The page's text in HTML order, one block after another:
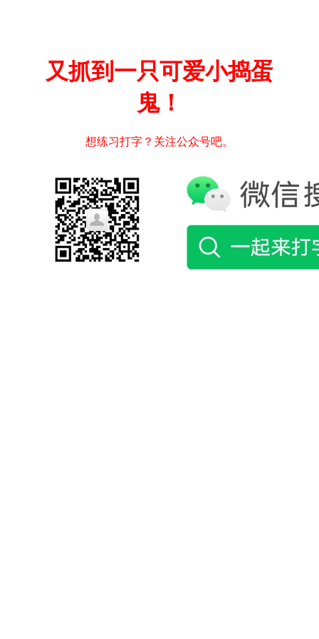
又抓到一只可爱小捣蛋
鬼！
想练习打字？关注公众号吧。